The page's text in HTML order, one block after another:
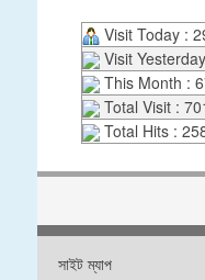
Visit Today :
Visit
This Month :
Total Visit :
Total Hits :
সাইট ম্যাপ